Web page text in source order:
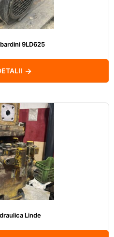
9LD625
Linde